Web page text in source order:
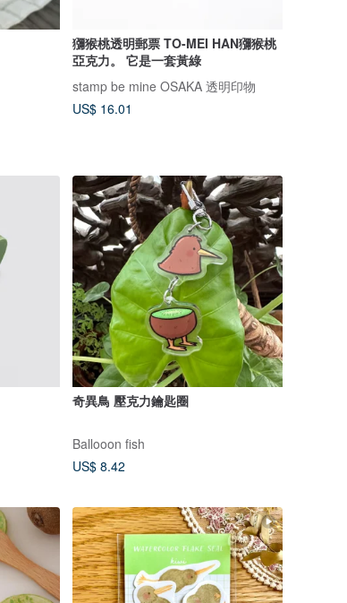
獼猴桃透明郵票 TO-MEI HAN獼猴桃
亞克力。 它是一套黃綠
stamp be mine OSAKA 透明印物
US$ 16.01
奇異鳥 壓克力鑰匙圈
Ballooon fish
US$ 8.42